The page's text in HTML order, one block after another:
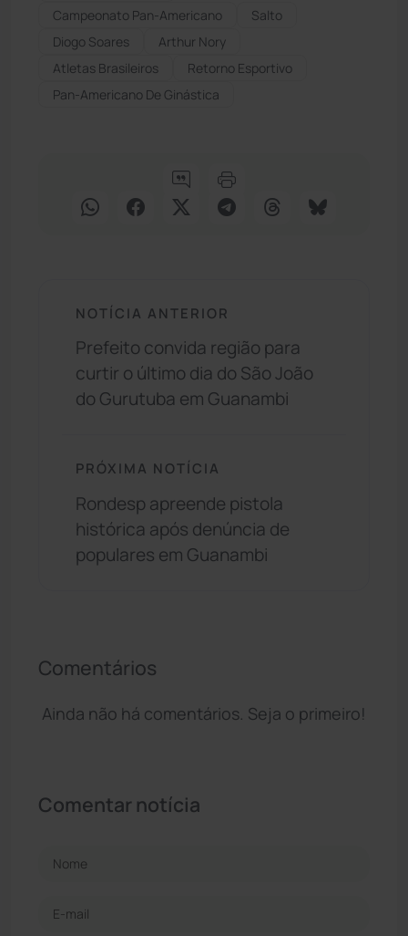
Campeonato Pan-Americano
Salto
Diogo Soares
Arthur Nory
Atletas Brasileiros
Retorno Esportivo
Pan-Americano De Ginástica
NOTÍCIA ANTERIOR
Prefeito convida região para
curtir o último dia do São João
do Gurutuba em Guanambi
PRÓXIMA NOTÍCIA
Rondesp apreende pistola
histórica após denúncia de
populares em Guanambi
Comentários
Ainda não há comentários. Seja o primeiro!
Comentar notícia